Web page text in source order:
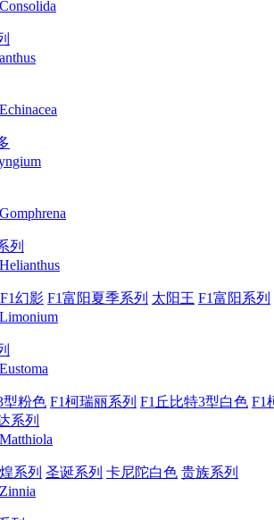
列
F1幻影 F1富阳夏季系列 太阳王 F1富阳系列
型粉色 F1柯瑞丽系列 F1丘比特3型白色 F1
系列
系列 圣诞系列 卡尼陀白色 贵族系列